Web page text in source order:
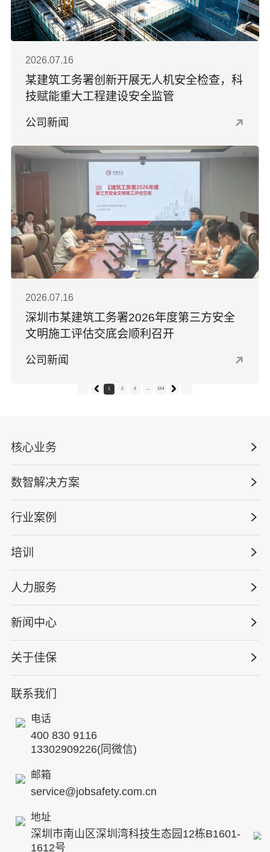
2026.07.16
某建筑工务署创新开展无人机安全检查，科
技赋能重大工程建设安全监管
公司新闻
2026.07.16
深圳市某建筑工务署2026年度第三方安全
文明施工评估交底会顺利召开
公司新闻
1 2 3 ... 154
联系我们
电话
400 830 9116
13302909226(同微信)
邮箱
service@jobsafety.com.cn
地址
深圳市南山区深圳湾科技生态园12栋B1601-
1612号
核心业务
数智安全科技
安全战略咨询
管理体系建设
安全技能提升
工程安全服务
巡查监督审计
HSE专家服务
数智解决方案
量化安全云
智慧化系统
智能终端
行业案例
政府安全监管
工程建设/地产物业
能源电力
仓储物流
水利水务
核电工程与运营
其他案例
培训
版权安全课程
行业定制课程
资质与专业技能版权课
国际证书课程
人力服务
高薪岗位
HSE 专家服务
人力资源服务
新闻中心
公司新闻
蛇口安全论坛
关于佳保
公司简介
企业文化
专家团队
发展历程
招贤纳士
ESG
8S安全服务联盟